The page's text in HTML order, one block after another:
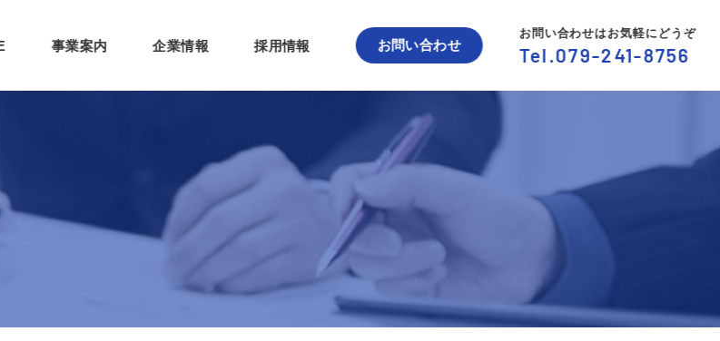
事業案内 企業情報 採用情報 お問い合わせ
お問い合わせはお気軽にどうぞ
Tel.079-241-8756